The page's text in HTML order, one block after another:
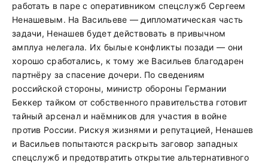
работать в паре с оперативником спецслужб Сергеем
Ненашевым. На Васильеве — дипломатическая часть
задачи, Ненашев будет действовать в привычном
амплуа нелегала. Их былые конфликты позади ― они
хорошо сработались, к тому же Васильев благодарен
партнёру за спасение дочери. По сведениям
российской стороны, министр обороны Германии
Беккер тайком от собственного правительства готовит
тайный арсенал и наёмников для участия в войне
против России. Рискуя жизнями и репутацией, Ненашев
и Васильев попытаются раскрыть заговор западных
спецслужб и предотвратить открытие альтернативного